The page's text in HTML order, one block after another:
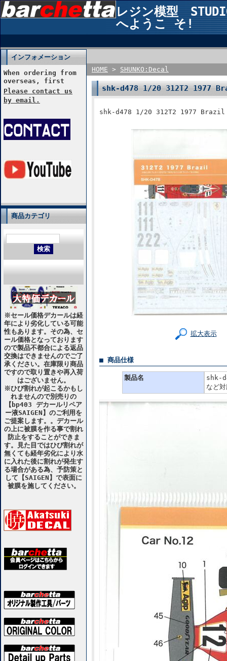
レジン模型
へようこ そ!
インフォメーション
When ordering from
overseas, first
Please contact us
by email.
商品カテゴリ
※セール価格デカールは経
年により劣化している可能
性もあります。その為、セ
ール価格となっております
ので製品不都合による返品
交換はできませんのでご了
承ください。在庫限り商品
ですので取り置きや再入荷
はございません。
※ひび割れが起こるかもし
れませんので別売りの
【bp403 デカールリペア
ー液SAIGEN】のご利用を
ご提案します。。デカール
の上に被膜を作る事で割れ
防止をすることができま
す。見た目ではひび割れが
無くても経年劣化により水
に入れた後に割れが発生す
る場合がある為、予防策と
して【SAIGEN】で表面に
被膜を施してください。
HOME > SHUNKO:Decal
shk-d478 1/20 312T2 1977
shk-d478 1/20 312T2 1977 Brazil (H
拡大表示
■ 商品仕様
製品名
shk-
など